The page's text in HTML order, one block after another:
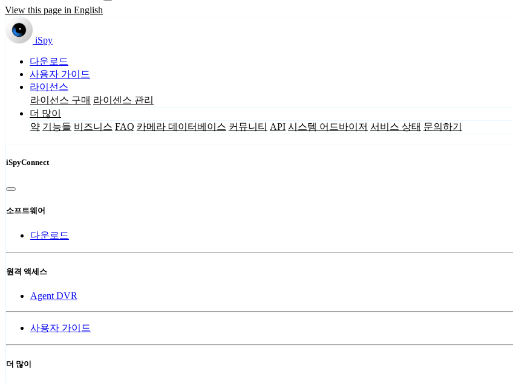
View this page in English
iSpy
다운로드
사용자 가이드
라이선스
라이선스 구매 라이센스 관리
더 많이
약 기능들 비즈니스 FAQ 카메라 데이터베이스 커뮤니티 API 시스템 어드바이저 서비스 상태 문의하기
iSpyConnect
소프트웨어
다운로드
원격 액세스
Agent DVR
사용자 가이드
더 많이